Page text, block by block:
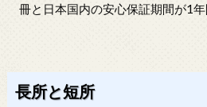
冊と日本国内の安心保証期間が1年
長所と短所